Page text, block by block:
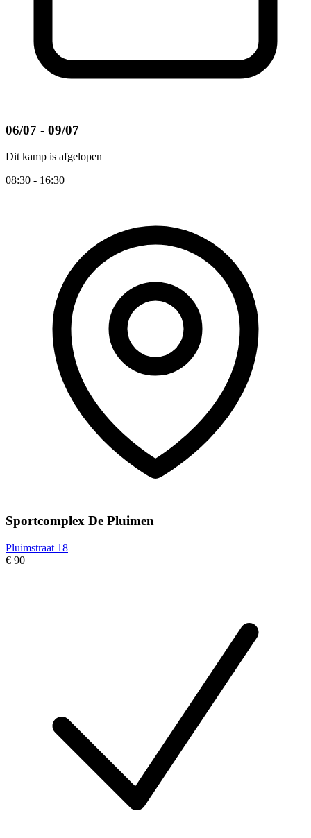
06/07 - 09/07
Dit kamp is afgelopen
08:30 - 16:30
Sportcomplex De Pluimen
Pluimstraat 18
€ 90